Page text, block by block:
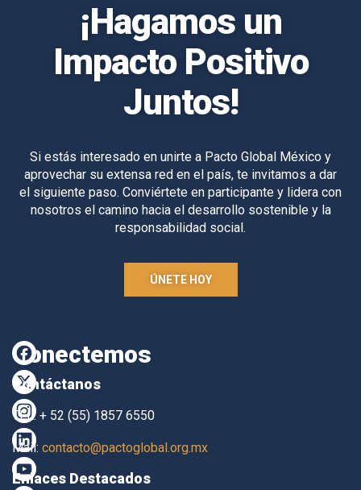
¡Hagamos un
Impacto Positivo
Juntos!
Si estás interesado en unirte a Pacto Global México y
aprovechar su extensa red en el país, te invitamos a dar
el siguiente paso. Conviértete en participante y lidera con
nosotros el camino hacia el desarrollo sostenible y la
responsabilidad social.
ÚNETE HOY
Conectemos
Contáctanos
TEL. + 52 (55) 1857 6550
Mail: contacto@pactoglobal.org.mx
Enlaces Destacados